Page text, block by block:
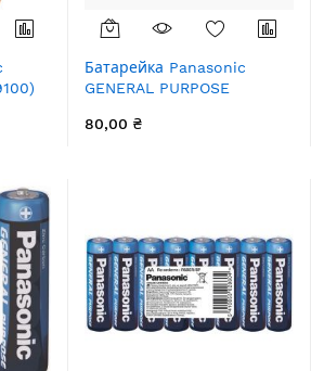
Батарейка Panasonic
GENERAL PURPOSE
плівка, 2 шт.
80,00 ₴